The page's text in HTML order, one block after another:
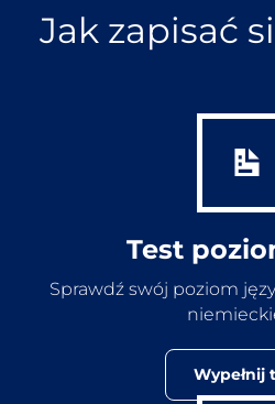
Jak zapisać
Test
Sprawdź swój poziom
Wypełnij